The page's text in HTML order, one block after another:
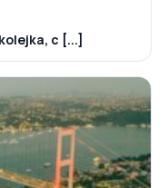
c [...]